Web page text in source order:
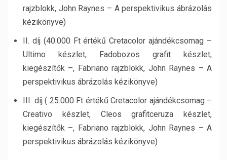
rajzblokk, John Raynes – A perspektivikus ábrázolás
kézikönyve)
II. díj (40.000 Ft értékű Cretacolor ajándékcsomag –
Ultimo készlet, Fadobozos grafit készlet,
kiegészítők –, Fabriano rajzblokk, John Raynes – A
perspektivikus ábrázolás kézikönyve)
III. díj ( 25.000 Ft értékű Cretacolor ajándékcsomag –
Creativo készlet, Cleos grafitceruza készlet,
kiegészítők –, Fabriano rajzblokk, John Raynes – A
perspektivikus ábrázolás kézikönyve)